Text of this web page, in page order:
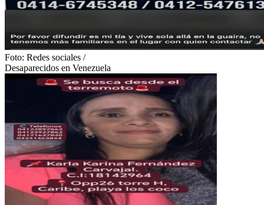
Foto: Redes sociales /
Desaparecidos en Venezuela